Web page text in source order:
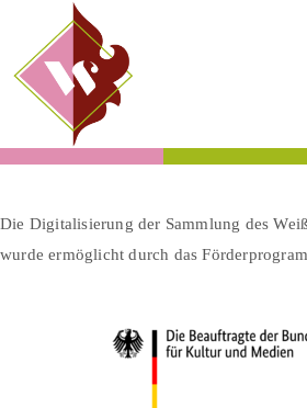
Die Digitalisierung der Sammlung des
wurde ermöglicht durch das